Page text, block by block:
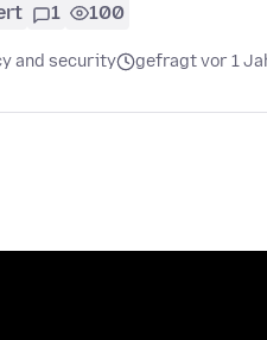
1 100
and security gefragt vor 1